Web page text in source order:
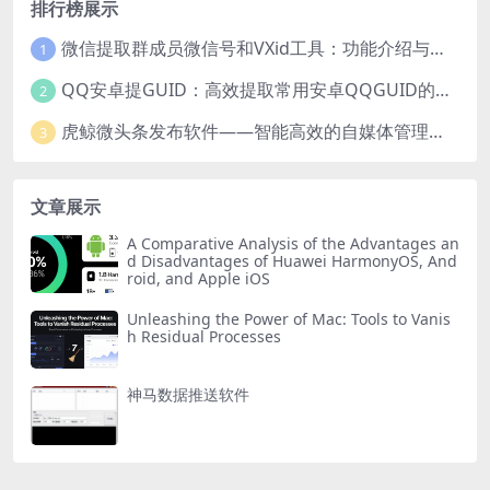
排行榜展示
1 微信提取群成员微信号和VXid工具：功能介绍与使用指南
2 QQ安卓提GUID：高效提取常用安卓QQGUID的新工具
3 虎鲸微头条发布软件——智能高效的自媒体管理工具
文章展示
A Comparative Analysis of the Advantages an
d Disadvantages of Huawei HarmonyOS, And
roid, and Apple iOS
Unleashing the Power of Mac: Tools to Vanis
h Residual Processes
神马数据推送软件